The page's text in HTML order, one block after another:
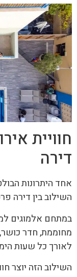
חוויית
דירה
אחד היתרונות
השילוב בין דירה
במתחם אלמוגים
מחוממת, חדר
לאורך כל שעות
השילוב הזה יוצר